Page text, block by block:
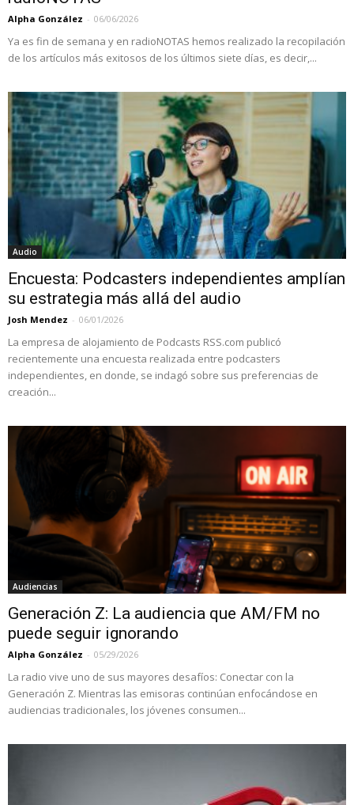
Alpha González - 06/06/2026
Ya es fin de semana y en radioNOTAS hemos realizado la recopilación
de los artículos más exitosos de los últimos siete días, es decir,...
Audio
Encuesta: Podcasters independientes amplían
su estrategia más allá del audio
Josh Mendez - 06/01/2026
La empresa de alojamiento de Podcasts RSS.com publicó
recientemente una encuesta realizada entre podcasters
independientes, en donde, se indagó sobre sus preferencias de
creación...
Audiencias
Generación Z: La audiencia que AM/FM no
puede seguir ignorando
Alpha González - 05/29/2026
La radio vive uno de sus mayores desafíos: Conectar con la
Generación Z. Mientras las emisoras continúan enfocándose en
audiencias tradicionales, los jóvenes consumen...